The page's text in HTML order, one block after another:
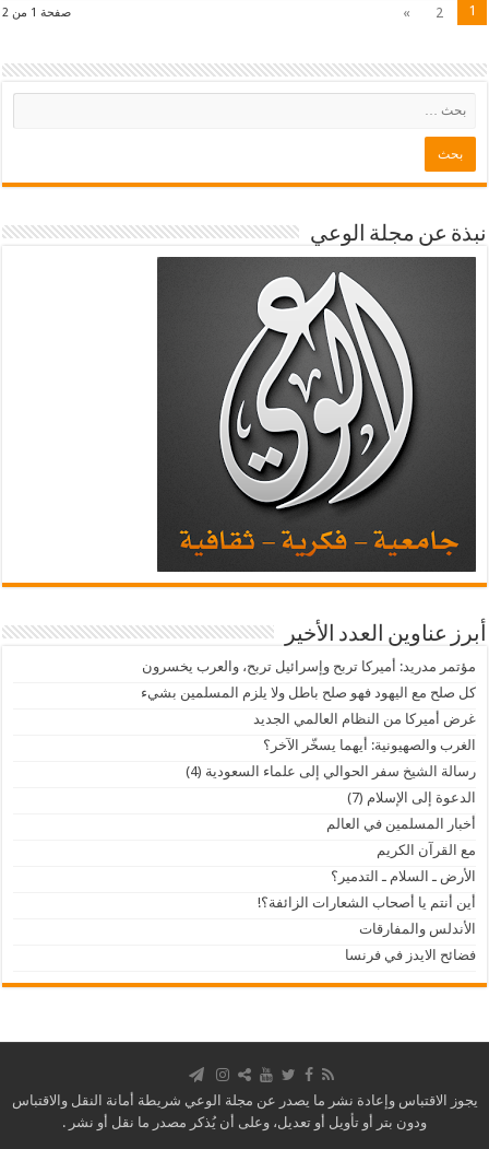
صفحة 1 من 2 1
2
»
نبذة عن مجلة الوعي
أبرز عناوين العدد الأخير
مؤتمر مدريد: أميركا تربح وإسرائيل تربح، والعرب يخسرون
كل صلح مع اليهود فهو صلح باطل ولا يلزم المسلمين بشيء
غرض أميركا من النظام العالمي الجديد
الغرب والصهيونية: أيهما يسخّر الآخر؟
رسالة الشيخ سفر الحوالي إلى علماء السعودية (4)
الدعوة إلى الإسلام (7)
أخبار المسلمين في العالم
مع القرآن الكريم
الأرض ـ السلام ـ التدمير؟
أين أنتم يا أصحاب الشعارات الزائفة؟!
الأندلس والمفارقات
فضائح الايدز في فرنسا
يجوز الاقتباس وإعادة نشر ما يصدر عن مجلة الوعي شريطة أمانة النقل والاقتباس
ودون بتر أو تأويل أو تعديل، وعلى أن يُذكر مصدر ما نقل أو نشر .